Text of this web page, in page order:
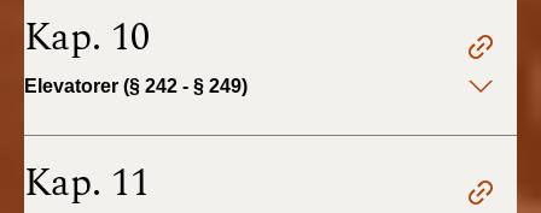
Kap. 10
Elevatorer (§ 242 - § 249)
Kap. 11